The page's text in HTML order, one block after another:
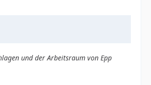
und der Arbeitsraum von Epp